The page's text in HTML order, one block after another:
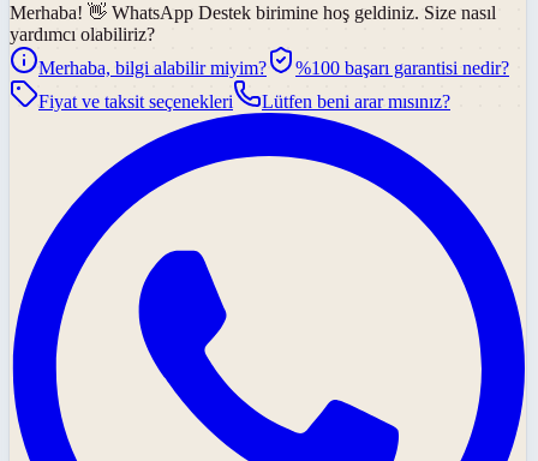
Merhaba! 👋 WhatsApp Destek birimine hoş geldiniz. Size nasıl
yardımcı olabiliriz?
Merhaba, bilgi alabilir miyim?
%100 başarı garantisi nedir?
Fiyat ve taksit seçenekleri
Lütfen beni arar mısınız?